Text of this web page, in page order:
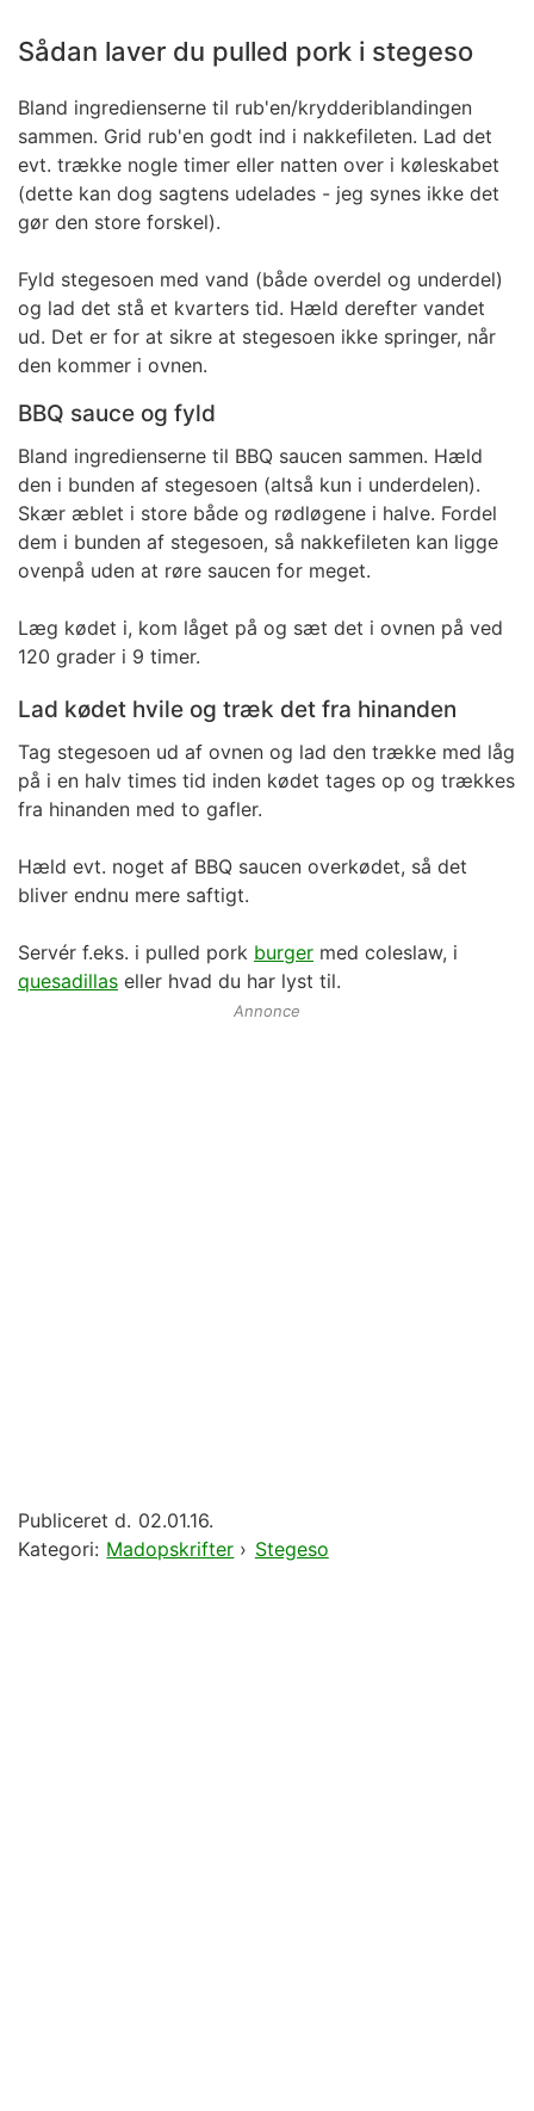
Sådan laver du pulled pork i stegeso
Bland ingredienserne til rub'en/krydderiblandingen
sammen. Grid rub'en godt ind i nakkefileten. Lad det
evt. trække nogle timer eller natten over i køleskabet
(dette kan dog sagtens udelades - jeg synes ikke det
gør den store forskel).
Fyld stegesoen med vand (både overdel og underdel)
og lad det stå et kvarters tid. Hæld derefter vandet
ud. Det er for at sikre at stegesoen ikke springer, når
den kommer i ovnen.
BBQ sauce og fyld
Bland ingredienserne til BBQ saucen sammen. Hæld
den i bunden af stegesoen (altså kun i underdelen).
Skær æblet i store både og rødløgene i halve. Fordel
dem i bunden af stegesoen, så nakkefileten kan ligge
ovenpå uden at røre saucen for meget.
Læg kødet i, kom låget på og sæt det i ovnen på ved
120 grader i 9 timer.
Lad kødet hvile og træk det fra hinanden
Tag stegesoen ud af ovnen og lad den trække med låg
på i en halv times tid inden kødet tages op og trækkes
fra hinanden med to gafler.
Hæld evt. noget af BBQ saucen overkødet, så det
bliver endnu mere saftigt.
Servér f.eks. i pulled pork burger med coleslaw, i
quesadillas eller hvad du har lyst til.
Annonce
Publiceret d. 02.01.16.
Kategori: Madopskrifter › Stegeso